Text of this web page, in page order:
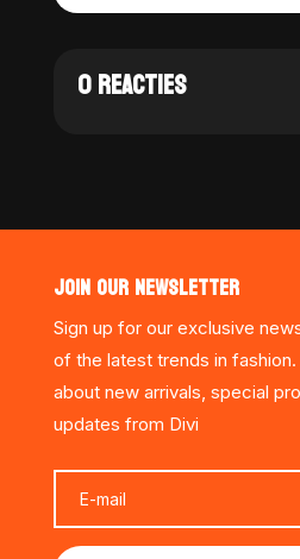
0 REACTIES
JOIN OUR NEWSLETTER
Sign up for our exclusive
of the latest trends in
about new arrivals, special
updates from Divi